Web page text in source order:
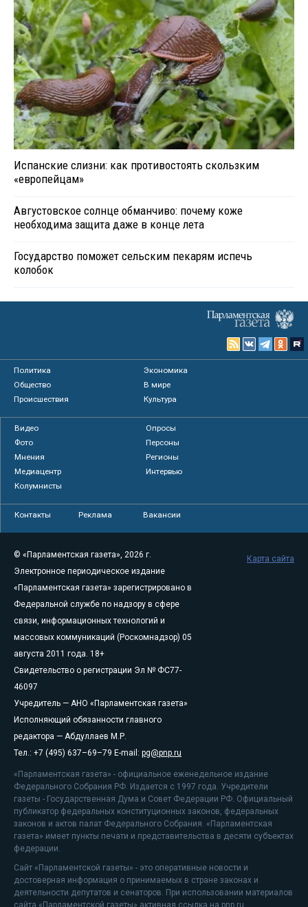
Испанские слизни: как противостоять скользким
«европейцам»
Августовское солнце обманчиво: почему коже
необходима защита даже в конце лета
Государство поможет сельским пекарям испечь
колобок
Политика
Экономика
Общество
В мире
Происшествия
Культура
Видео
Опросы
Фото
Персоны
Мнения
Регионы
Медиацентр
Интервью
Колумнисты
Контакты Реклама Вакансии
© «Парламентская газета», 2026 г.
Электронное периодическое издание
«Парламентская газета» зарегистрировано в
Федеральной службе по надзору в сфере
связи, информационных технологий и
массовых коммуникаций (Роскомнадзор) 05
августа 2011 года. 18+
Свидетельство о регистрации Эл № ФС77-
46097
Учредитель — АНО «Парламентская газета»
Исполняющий обязанности главного
редактора — Абдуллаев М.Р.
Тел.: +7 (495) 637–69–79 E-mail: pg@pnp.ru
«Парламентская газета» - официальное еженедельное издание
Федерального Собрания РФ. Издается с 1997 года. Учредители
газеты - Государственная Дума и Совет Федерации РФ. Официальный
публикатор федеральных конституционных законов, федеральных
законов и актов палат Федерального Собрания. «Парламентская
газета» имеет пункты печати и представительства в десяти субъектах
федерации.
Сайт «Парламентской газеты» - это оперативные новости и
достоверная информация о принимаемых в стране законах и
деятельности депутатов и сенаторов. При использовании материалов
сайта «Парламентской газеты» активная ссылка на pnp.ru
Карта сайта